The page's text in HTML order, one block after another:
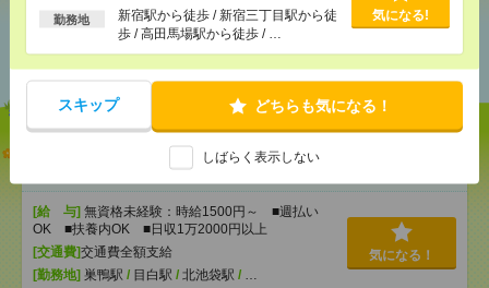
る
勤務地
新宿駅から徒歩 / 新宿三丁目駅から徒
歩 / 高田馬場駅から徒歩 / …
気になる!
スキップ どちらも気になる！
しばらく表示しない
あなたの閲覧履歴からの
おすすめ
【オープニング募集】おばあちゃんのお散歩付き添
いも仕事の1つ[派遣]
[給 与] 無資格未経験：時給1500円～ ■週払い
OK ■扶養内OK ■日収1万2000円以上
[交通費]交通費全額支給
[勤務地] 巣鴨駅 / 目白駅 / 北池袋駅 / …
気になる！